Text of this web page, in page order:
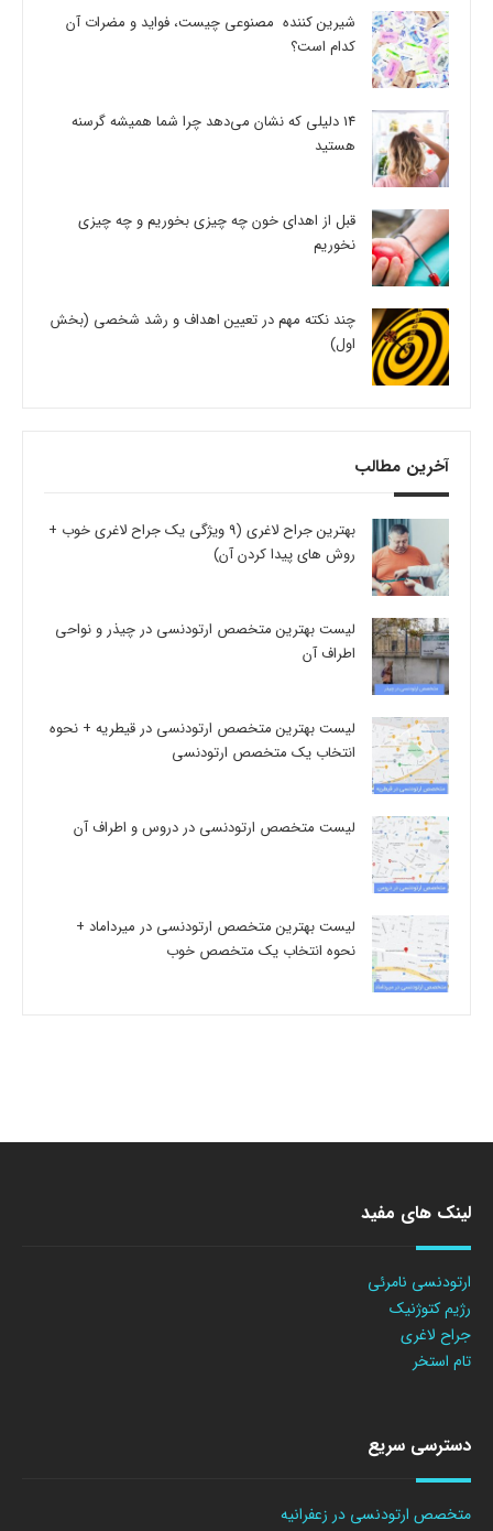
شیرین کننده مصنوعی چیست، فواید و مضرات آن
کدام است؟
14 دلیلی که نشان می‌دهد چرا شما همیشه گرسنه
هستید
قبل از اهدای خون چه چیزی بخوریم و چه چیزی
نخوریم
چند نکته مهم در تعیین اهداف و رشد شخصی (بخش
اول)
آخرین مطالب
بهترین جراح لاغری (9 ویژگی یک جراح لاغری خوب +
روش های پیدا کردن آن)
لیست بهترین متخصص ارتودنسی در چیذر و نواحی
اطراف آن
لیست بهترین متخصص ارتودنسی در قیطریه + نحوه
انتخاب یک متخصص ارتودنسی
لیست متخصص ارتودنسی در دروس و اطراف آن
لیست بهترین متخصص ارتودنسی در میرداماد +
نحوه انتخاب یک متخصص خوب
لینک های مفید
ارتودنسی نامرئی
رژیم کتوژنیک
جراح لاغری
تام استخر
دسترسی سریع
متخصص ارتودنسی در زعفرانیه